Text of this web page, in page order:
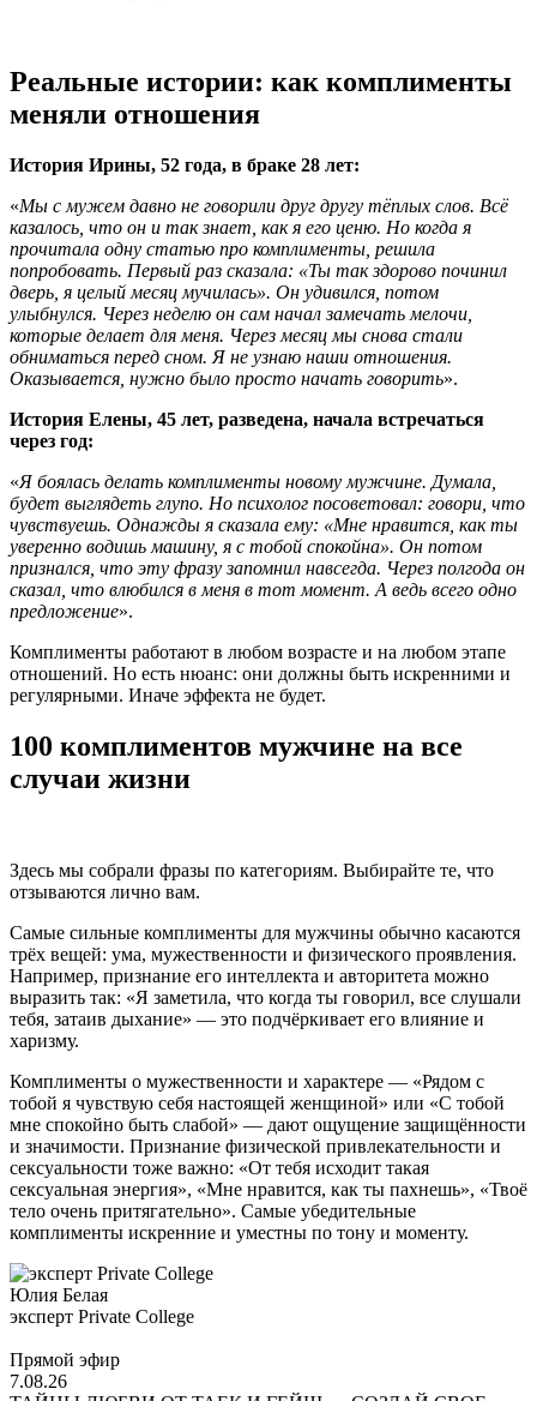
Реальные истории: как комплименты
меняли отношения
История Ирины, 52 года, в браке 28 лет:
«Мы с мужем давно не говорили друг другу тёплых слов. Всё
казалось, что он и так знает, как я его ценю. Но когда я
прочитала одну статью про комплименты, решила
попробовать. Первый раз сказала: «Ты так здорово починил
дверь, я целый месяц мучилась». Он удивился, потом
улыбнулся. Через неделю он сам начал замечать мелочи,
которые делает для меня. Через месяц мы снова стали
обниматься перед сном. Я не узнаю наши отношения.
Оказывается, нужно было просто начать говорить».
История Елены, 45 лет, разведена, начала встречаться
через год:
«Я боялась делать комплименты новому мужчине. Думала,
будет выглядеть глупо. Но психолог посоветовал: говори, что
чувствуешь. Однажды я сказала ему: «Мне нравится, как ты
уверенно водишь машину, я с тобой спокойна». Он потом
признался, что эту фразу запомнил навсегда. Через полгода он
сказал, что влюбился в меня в тот момент. А ведь всего одно
предложение».
Комплименты работают в любом возрасте и на любом этапе
отношений. Но есть нюанс: они должны быть искренними и
регулярными. Иначе эффекта не будет.
100 комплиментов мужчине на все
случаи жизни
Здесь мы собрали фразы по категориям. Выбирайте те, что
отзываются лично вам.
Самые сильные комплименты для мужчины обычно касаются
трёх вещей: ума, мужественности и физического проявления.
Например, признание его интеллекта и авторитета можно
выразить так: «Я заметила, что когда ты говорил, все слушали
тебя, затаив дыхание» — это подчёркивает его влияние и
харизму.
Комплименты о мужественности и характере — «Рядом с
тобой я чувствую себя настоящей женщиной» или «С тобой
мне спокойно быть слабой» — дают ощущение защищённости
и значимости. Признание физической привлекательности и
сексуальности тоже важно: «От тебя исходит такая
сексуальная энергия», «Мне нравится, как ты пахнешь», «Твоё
тело очень притягательно». Самые убедительные
комплименты искренние и уместны по тону и моменту.
Юлия Белая
эксперт Private College
Прямой эфир
7.08.26